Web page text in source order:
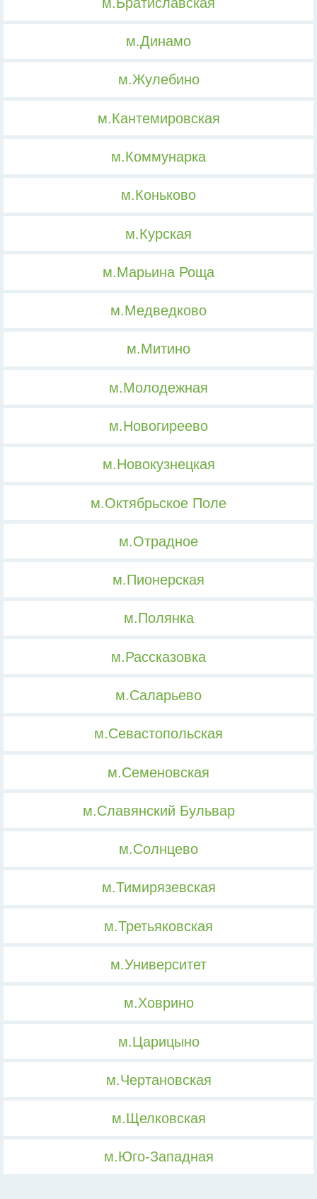
м.Динамо
м.Жулебино
м.Кантемировская
м.Коммунарка
м.Коньково
м.Курская
м.Марьина Роща
м.Медведково
м.Митино
м.Молодежная
м.Новогиреево
м.Новокузнецкая
м.Октябрьское Поле
м.Отрадное
м.Пионерская
м.Полянка
м.Рассказовка
м.Саларьево
м.Севастопольская
м.Семеновская
м.Славянский Бульвар
м.Солнцево
м.Тимирязевская
м.Третьяковская
м.Университет
м.Ховрино
м.Царицыно
м.Чертановская
м.Щелковская
м.Юго-Западная